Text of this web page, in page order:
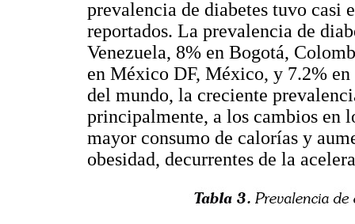
prevalencia de diabetes tuvo casi
reportados. La prevalencia de
Venezuela, 8% en Bogotá,
en México DF, México, y 7.2%
del mundo, la creciente
principalmente, a los cambios en
mayor consumo de calorías y
obesidad, decurrentes de la